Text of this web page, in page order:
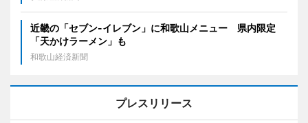
近畿の「セブン-イレブン」に和歌山メニュー 県内限定
「天かけラーメン」も
和歌山経済新聞
プレスリリース